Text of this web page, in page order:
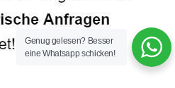
Genug gelesen? Besser
eine Whatsapp schicken!